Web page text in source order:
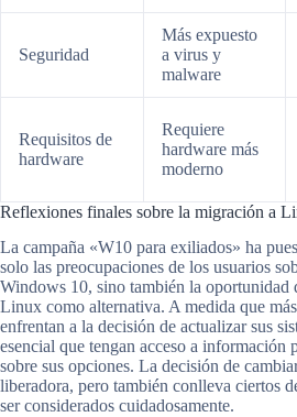
Seguridad
Más expuesto
a virus y
malware
Requisitos de
hardware
Requiere
hardware más
moderno
Reflexiones finales sobre la migración a
La campaña «W10 para exiliados» ha
solo las preocupaciones de los usuarios
Windows 10, sino también la oportunidad
Linux como alternativa. A medida que más
enfrentan a la decisión de actualizar sus
esencial que tengan acceso a información
sobre sus opciones. La decisión de
liberadora, pero también conlleva ciertos
ser considerados cuidadosamente.